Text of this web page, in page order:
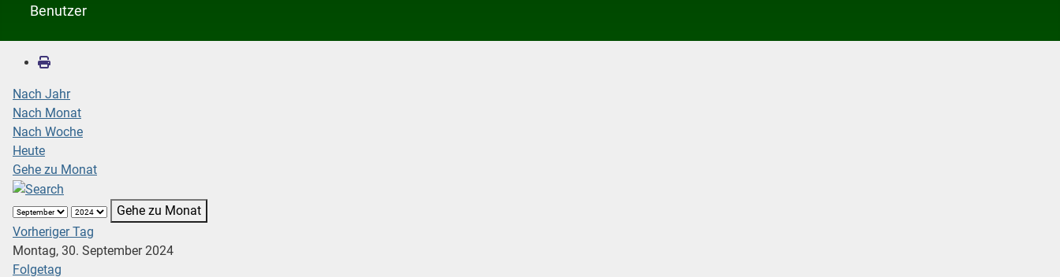
Benutzer
Nach Jahr
Nach Monat
Nach Woche
Heute
Gehe zu Monat
Gehe zu Monat
Vorheriger Tag
Montag, 30. September 2024
Folgetag